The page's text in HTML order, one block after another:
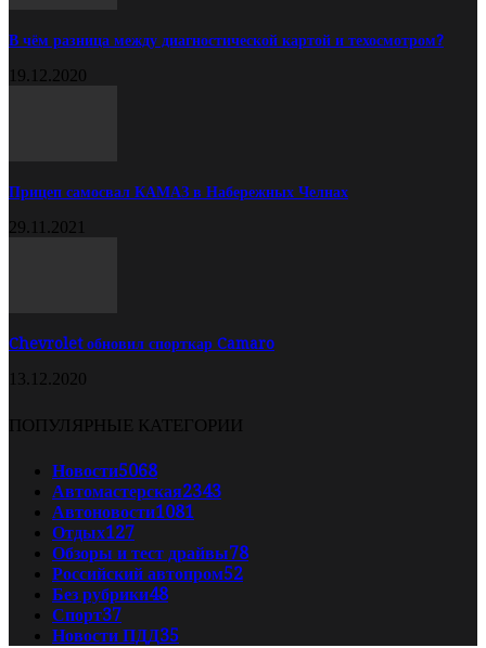
В чём разница между диагностической картой и техосмотром?
19.12.2020
Прицеп самосвал КАМАЗ в Набережных Челнах
29.11.2021
Chevrolet обновил спорткар Camaro
13.12.2020
ПОПУЛЯРНЫЕ КАТЕГОРИИ
Новости5068
Автомастерская2343
Автоновости1081
Отдых127
Обзоры и тест драйвы78
Российский автопром52
Без рубрики48
Спорт37
Новости ПДД35